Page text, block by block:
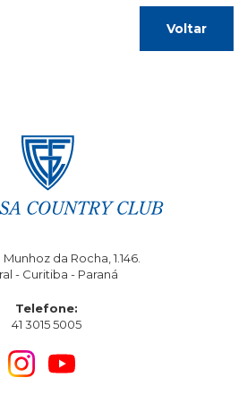
Voltar
da Rocha, 1.146.
- Curitiba - Paraná
Telefone:
41 3015 5005